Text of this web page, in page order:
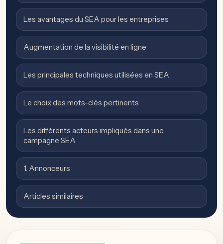
Les avantages du SEA pour les entreprises
Augmentation de la visibilité en ligne
Les principales techniques utilisées en SEA
Le choix des mots-clés pertinents
Les différents acteurs impliqués dans une
campagne SEA
1. Annonceurs
Articles similaires